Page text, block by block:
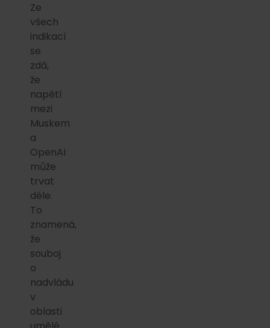
Ze
všech
indikací
se
zdá,
že
napětí
mezi
Muskem
a
OpenAI
může
trvat
déle.
To
znamená,
že
souboj
o
nadvládu
v
oblasti